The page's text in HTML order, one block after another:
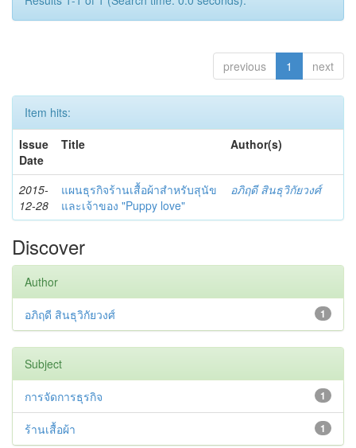
previous 1 next
Item hits:
Issue
Date
Title Author(s)
2015-
12-28
แผนธุรกิจร้านเสื้อผ้าสำหรับสุนัข
และเจ้าของ "Puppy love"
อภิฤดี สินธุวิกัยวงศ์
Discover
Author
1
อภิฤดี สินธุวิกัยวงศ์
Subject
1
การจัดการธุรกิจ
1
ร้านเสื้อผ้า